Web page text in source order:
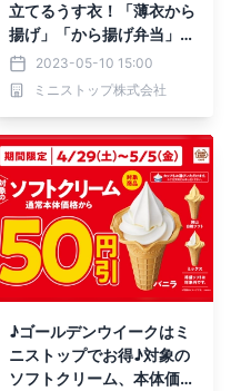
立てるうす衣！「薄衣から
揚げ」「から揚げ弁当」５
月１２日（金）新発売
2023-05-10 15:00
ミニストップ株式会社
♪ゴールデンウイークはミ
ニストップでお得♪対象の
ソフトクリーム、本体価格